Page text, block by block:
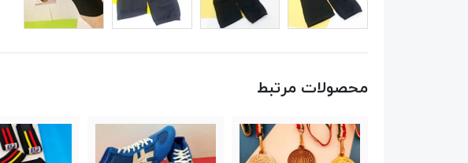
محصولات مرتبط